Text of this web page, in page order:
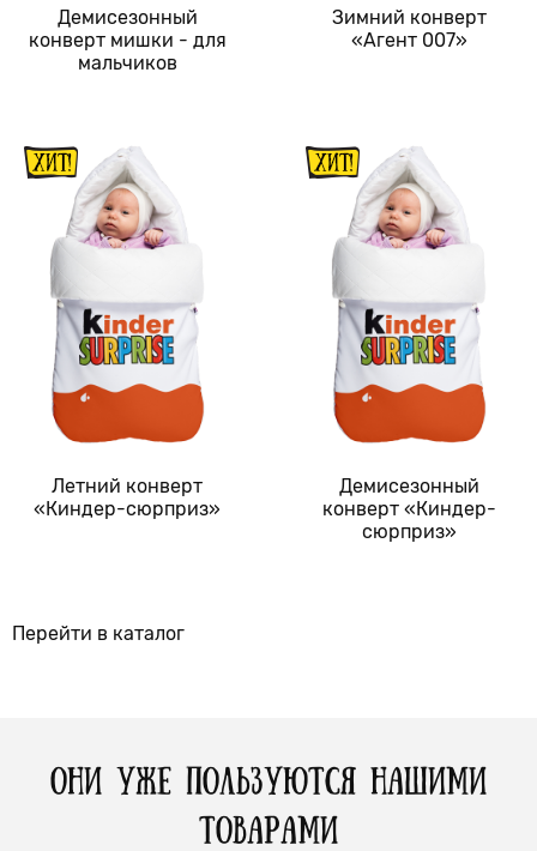
Перейти в каталог
Демисезонный
конверт мишки - для
мальчиков
Зимний конверт
«Агент 007»
Летний конверт
«Киндер-сюрприз»
Демисезонный
конверт «Киндер-
сюрприз»
ОНИ УЖЕ ПОЛЬЗУЮТСЯ НАШИМИ
ТОВАРАМИ